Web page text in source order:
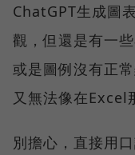
ChatGPT生成圖
觀，但還是有一
或是圖例沒有正
又無法像在Excel
別擔心，直接用